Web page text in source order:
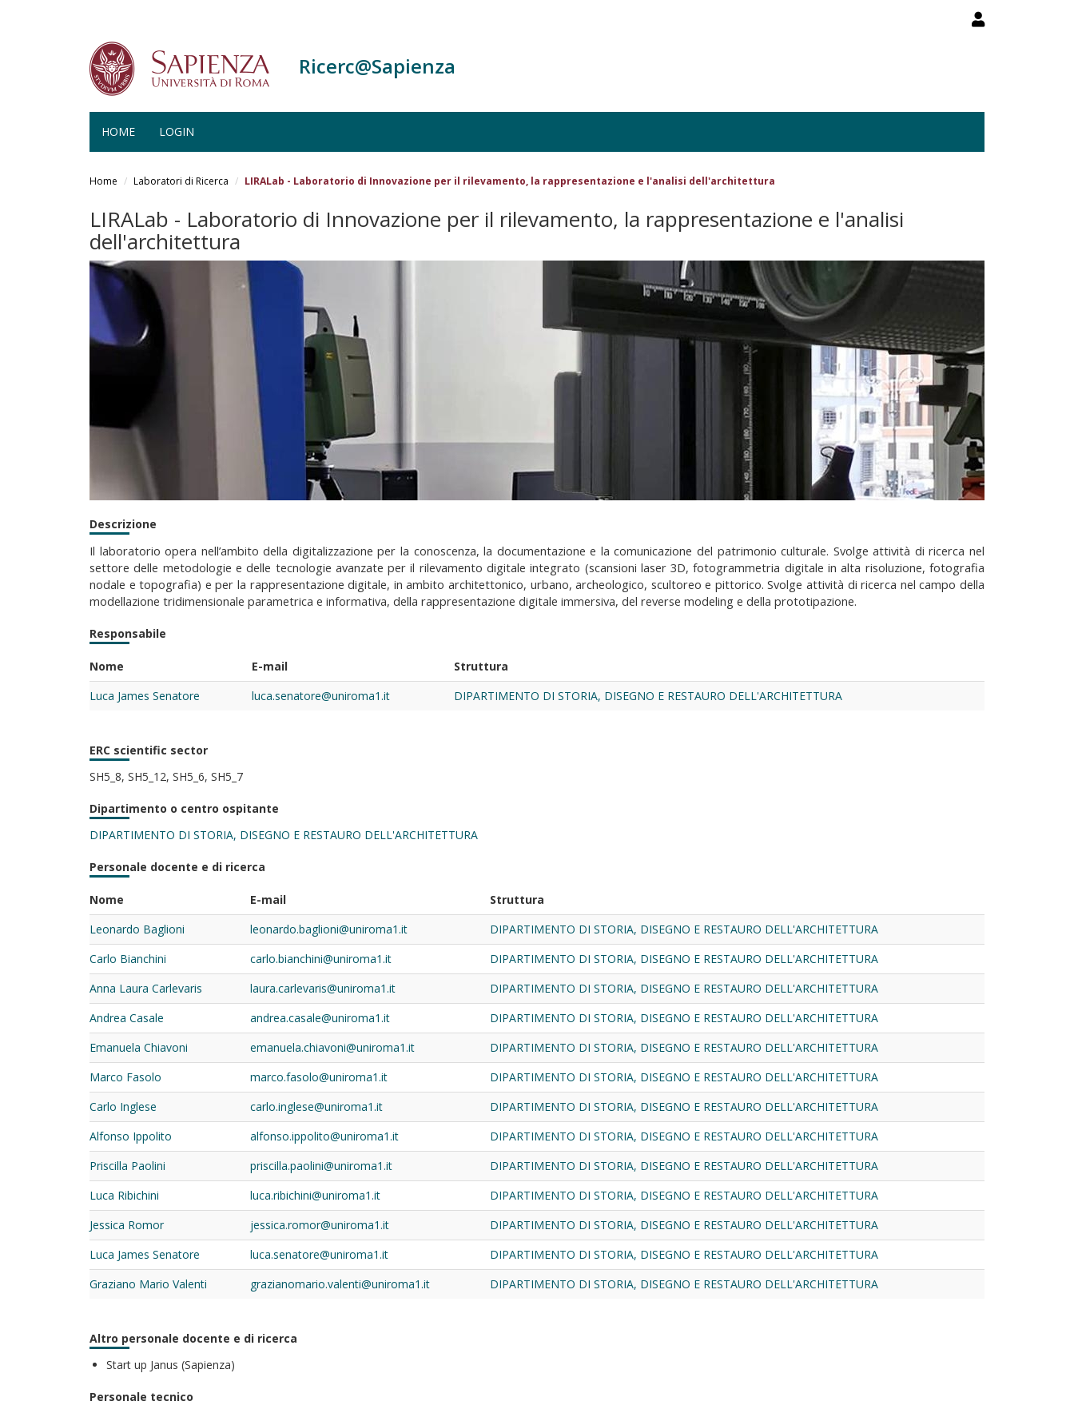
Ricerc@Sapienza
HOME LOGIN
Home Laboratori di Ricerca LIRALab - Laboratorio di Innovazione per il rilevamento, la rappresentazione e l'analisi dell'architettura
LIRALab - Laboratorio di Innovazione per il rilevamento, la rappresentazione e l'analisi
dell'architettura
Descrizione
Il laboratorio opera nell’ambito della digitalizzazione per la conoscenza, la documentazione e la comunicazione del patrimonio culturale. Svolge attività di ricerca nel
settore delle metodologie e delle tecnologie avanzate per il rilevamento digitale integrato (scansioni laser 3D, fotogrammetria digitale in alta risoluzione, fotografia
nodale e topografia) e per la rappresentazione digitale, in ambito architettonico, urbano, archeologico, scultoreo e pittorico. Svolge attività di ricerca nel campo della
modellazione tridimensionale parametrica e informativa, della rappresentazione digitale immersiva, del reverse modeling e della prototipazione.
Responsabile
Nome E-mail
Struttura
Luca James Senatore
luca.senatore@uniroma1.it DIPARTIMENTO DI STORIA, DISEGNO E RESTAURO DELL'ARCHITETTURA
ERC scientific sector
SH5_8, SH5_12, SH5_6, SH5_7
Dipartimento o centro ospitante
DIPARTIMENTO DI STORIA, DISEGNO E RESTAURO DELL'ARCHITETTURA
Personale docente e di ricerca
Nome E-mail
Struttura
Leonardo Baglioni
leonardo.baglioni@uniroma1.it
DIPARTIMENTO DI STORIA, DISEGNO E RESTAURO DELL'ARCHITETTURA
Carlo Bianchini
carlo.bianchini@uniroma1.it
DIPARTIMENTO DI STORIA, DISEGNO E RESTAURO DELL'ARCHITETTURA
Anna Laura Carlevaris
laura.carlevaris@uniroma1.it
DIPARTIMENTO DI STORIA, DISEGNO E RESTAURO DELL'ARCHITETTURA
Andrea Casale
andrea.casale@uniroma1.it
DIPARTIMENTO DI STORIA, DISEGNO E RESTAURO DELL'ARCHITETTURA
Emanuela Chiavoni
emanuela.chiavoni@uniroma1.it
DIPARTIMENTO DI STORIA, DISEGNO E RESTAURO DELL'ARCHITETTURA
Marco Fasolo
marco.fasolo@uniroma1.it
DIPARTIMENTO DI STORIA, DISEGNO E RESTAURO DELL'ARCHITETTURA
Carlo Inglese
carlo.inglese@uniroma1.it
DIPARTIMENTO DI STORIA, DISEGNO E RESTAURO DELL'ARCHITETTURA
Alfonso Ippolito
alfonso.ippolito@uniroma1.it
DIPARTIMENTO DI STORIA, DISEGNO E RESTAURO DELL'ARCHITETTURA
Priscilla Paolini
priscilla.paolini@uniroma1.it
DIPARTIMENTO DI STORIA, DISEGNO E RESTAURO DELL'ARCHITETTURA
Luca Ribichini
luca.ribichini@uniroma1.it
DIPARTIMENTO DI STORIA, DISEGNO E RESTAURO DELL'ARCHITETTURA
Jessica Romor
jessica.romor@uniroma1.it
DIPARTIMENTO DI STORIA, DISEGNO E RESTAURO DELL'ARCHITETTURA
Luca James Senatore
luca.senatore@uniroma1.it
DIPARTIMENTO DI STORIA, DISEGNO E RESTAURO DELL'ARCHITETTURA
Graziano Mario Valenti
grazianomario.valenti@uniroma1.it DIPARTIMENTO DI STORIA, DISEGNO E RESTAURO DELL'ARCHITETTURA
Altro personale docente e di ricerca
Start up Janus (Sapienza)
Personale tecnico